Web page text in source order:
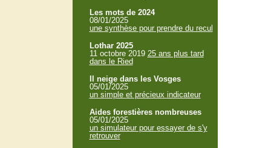
Les mots de 2024
08/01/2025
une synthèse pour prendre du recul
Lothar 2025
11 octobre 2019 25 ans plus tard
dans le Ried
Il neige dans les Vosges
05/01/2025
un simple et précieux indicateur
Aides forestières nombreuses
05/01/2025
un simulateur pour essayer de s'y
retrouver